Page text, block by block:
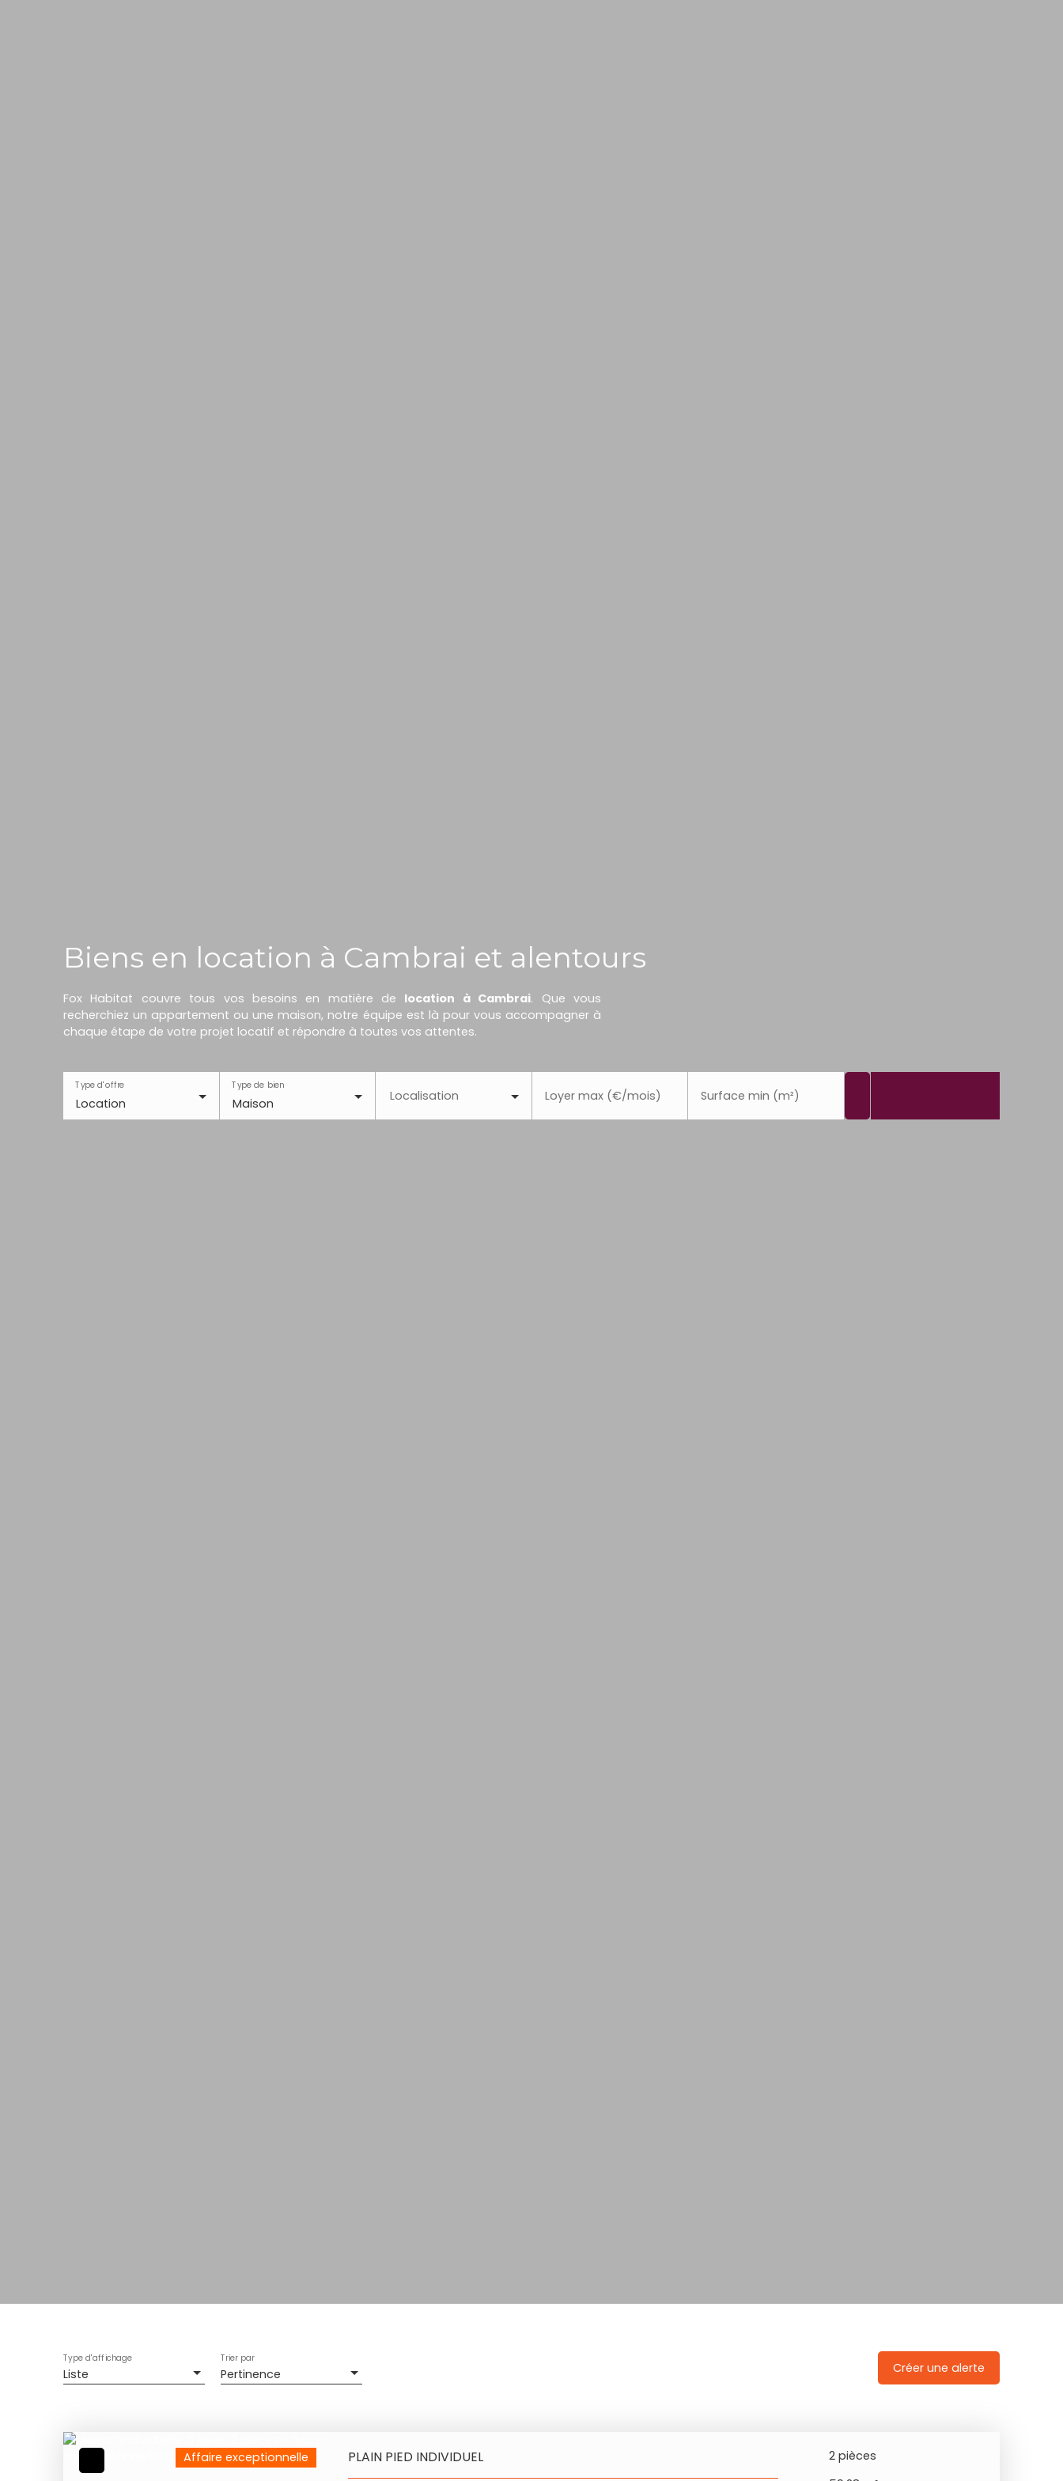
Biens en location à Cambrai et alentours
Fox Habitat couvre tous vos besoins en matière de location à Cambrai. Que vous
recherchiez un appartement ou une maison, notre équipe est là pour vous accompagner à
chaque étape de votre projet locatif et répondre à toutes vos attentes.
Location
Type d'offre
Maison
Type de bien
Localisation Loyer max (€/mois) Surface min (m²)
Liste
Type d'affichage
Pertinence
Trier par
Créer une alerte
Affaire exceptionnelle PLAIN PIED INDIVIDUEL 2 pièces